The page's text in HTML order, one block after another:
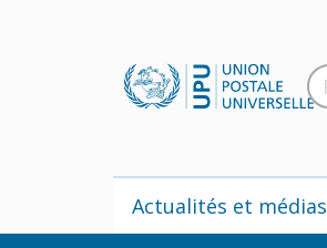
Actualités et médias